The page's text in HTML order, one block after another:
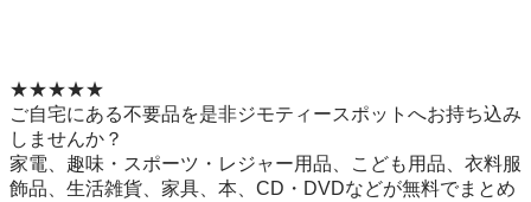
★★★★★
ご自宅にある不要品を是非ジモティースポットへお持ち込み
しませんか？
家電、趣味・スポーツ・レジャー用品、こども用品、衣料服
飾品、生活雑貨、家具、本、CD・DVDなどが無料でまとめ